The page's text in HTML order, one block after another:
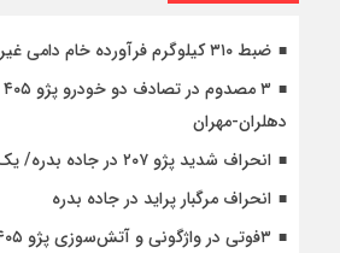
ضبط ۳۱۰ کیلوگرم فرآورده خام دامی غیرقابل مصرف در ایلام
دهلران-مهران
انحراف شدید پژو ۲۰۷ در جاده بدره/ یک نفر جان باخت
انحراف مرگبار پراید در جاده بدره